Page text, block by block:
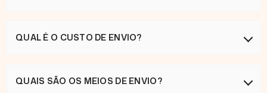
de crédito ou pix.
QUAL É O CUSTO DE ENVIO?
compra e sua localização, no checkout, assim que inserir
QUAIS SÃO OS MEIOS DE ENVIO?